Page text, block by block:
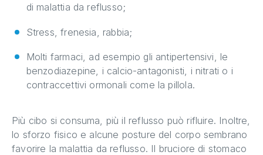
di malattia da reflusso;
Stress, frenesia, rabbia;
Molti farmaci, ad esempio gli antipertensivi, le
benzodiazepine, i calcio-antagonisti, i nitrati o i
contraccettivi ormonali come la pillola.
Più cibo si consuma, più il reflusso può rifluire. Inoltre,
lo sforzo fisico e alcune posture del corpo sembrano
favorire la malattia da reflusso. Il bruciore di stomaco